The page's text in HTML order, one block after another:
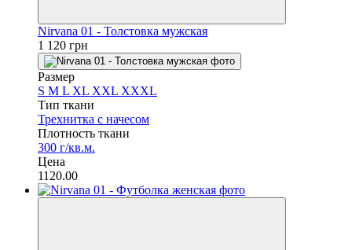
Nirvana 01 - Толстовка мужская
1 120 грн
Размер
S M L XL XXL XXXL
Тип ткани
Трехнитка с начесом
Плотность ткани
300 г/кв.м.
Цена
1120.00